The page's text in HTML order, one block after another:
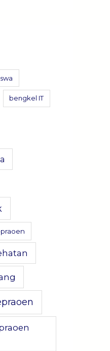
bengkel IT